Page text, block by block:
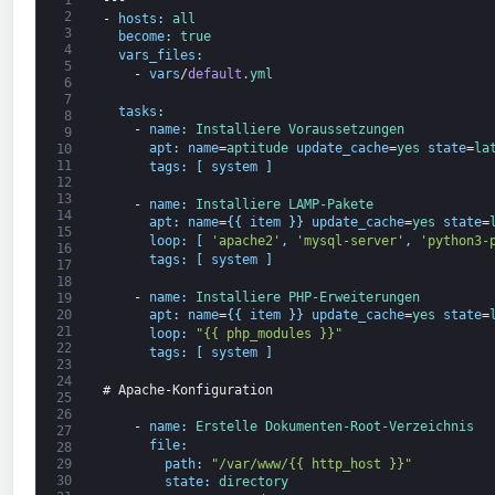
2
3
4
5
6
7
8
9
10
11
12
13
14
15
16
17
18
19
20
21
22
23
24
25
26
27
28
29
30
-
hosts :
all
become:
true
vars_files :
- vars/default .yml
tasks :
-
name: Installiere Voraussetzungen
apt : name=aptitude update_cache=yes state=
tags : system
- name: Installiere LAMP-Pakete
apt : name={ { item } } update_cache=yes state=
loop: 'apache2' , 'mysql-server' ,
'python3-
tags : system
- name: Installiere PHP-Erweiterungen
apt : name={ { item } } update_cache=yes state=
loop:
"{{ php_modules }}"
tags : system
# Apache-Konfiguration
- name: Erstelle Dokumenten- Root-Verzeichnis
file:
path:
"/var/www/{{ http_host }}"
state:
directory